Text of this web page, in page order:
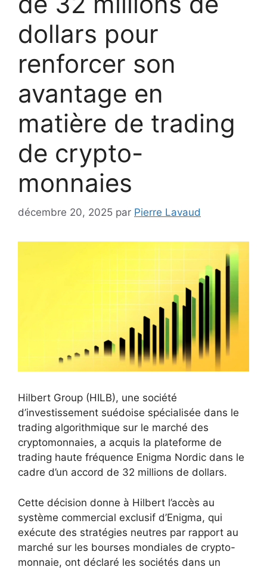
dollars pour
renforcer son
avantage en
matière de trading
de crypto-
monnaies
décembre 20, 2025 par Pierre Lavaud
Hilbert Group (HILB), une société
d’investissement suédoise spécialisée dans le
trading algorithmique sur le marché des
cryptomonnaies, a acquis la plateforme de
trading haute fréquence Enigma Nordic dans le
cadre d’un accord de 32 millions de dollars.
Cette décision donne à Hilbert l’accès au
système commercial exclusif d’Enigma, qui
exécute des stratégies neutres par rapport au
marché sur les bourses mondiales de crypto-
monnaie, ont déclaré les sociétés dans un